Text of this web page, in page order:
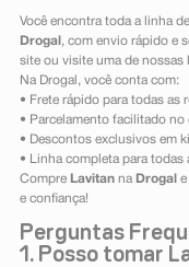
Você encontra toda a linha de
Drogal , com envio rápido e
site ou visite uma de nossas
Na Drogal, você conta com:
• Frete rápido para todas as
• Parcelamento facilitado no
• Descontos exclusivos em
• Linha completa para todas
Compre Lavitanna Drogal e
e confiança!
Perguntas
1. Posso tomar